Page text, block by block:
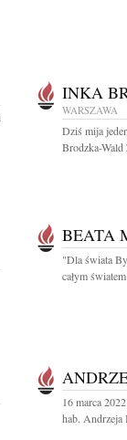
INKA
WARSZAWA
Dziś mija
Brodzka-Wald
BEATA
"Dla świata
całym
16 marca
hab. Andrzeja